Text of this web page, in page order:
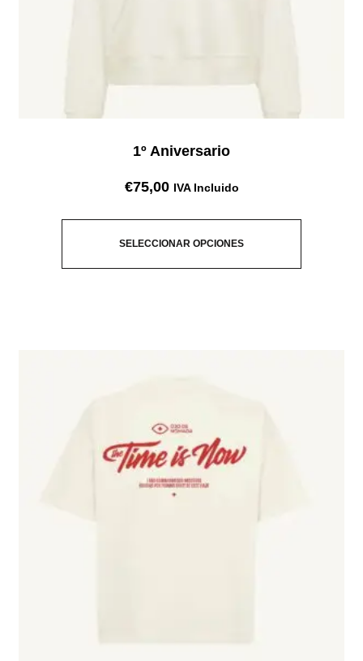
1º Aniversario
€75,00 IVA Incluido
SELECCIONAR OPCIONES